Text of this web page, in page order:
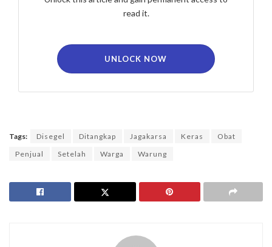
read it.
UNLOCK NOW
Tags: Disegel Ditangkap Jagakarsa Keras
Obat
Penjual
Setelah Warga Warung